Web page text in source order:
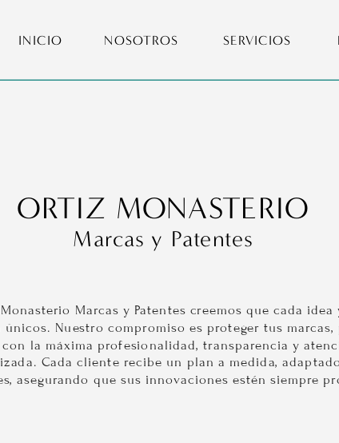
INICIO NOSOTROS SERVICIOS
ORTIZ MONASTERIO
Marcas y Patentes
Marcas y Patentes creemos que cada idea
únicos. Nuestro compromiso es proteger tus marcas,
la máxima profesionalidad, transparencia y
Cada cliente recibe un plan a medida,
asegurando que sus innovaciones estén siempre